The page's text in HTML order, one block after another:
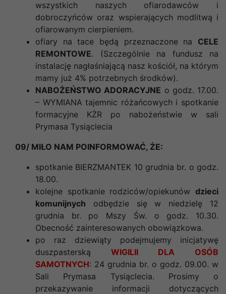
wszystkich naszych ofiarodawców i
dobroczyńców oraz wspierających modlitwą i
ofiarowanym cierpieniem.
ofiary na tace będą przeznaczone na CELE
REMONTOWE. (Szczególnie na fundusz na
instalację nagłaśniającą nasz kościół, na którym
mamy już 4% potrzebnych środków).
NABOŻEŃSTWO ADORACYJNE o godz. 17.00.
– WYMIANA tajemnic różańcowych i spotkanie
formacyjne KŻR po nabożeństwie w sali
Prymasa Tysiąclecia
09/ MIŁO NAM POINFORMOWAĆ, ŻE:
spotkanie BIERZMANTEK 10 grudnia br. o godz.
18.00.
kolejne spotkanie rodziców/opiekunów dzieci
komunijnych odbędzie się w niedzielę 12
grudnia br. po Mszy Św. o godz. 10.30.
Obecność zainteresowanych obowiązkowa.
po raz dziewiąty podejmujemy inicjatywę
duszpasterską WIGILII DLA OSÓB
SAMOTNYCH: 24 grudnia br. o godz. 09.00. w
Sali Prymasa Tysiąclecia. Prosimy o
przekazywanie informacji dotyczących